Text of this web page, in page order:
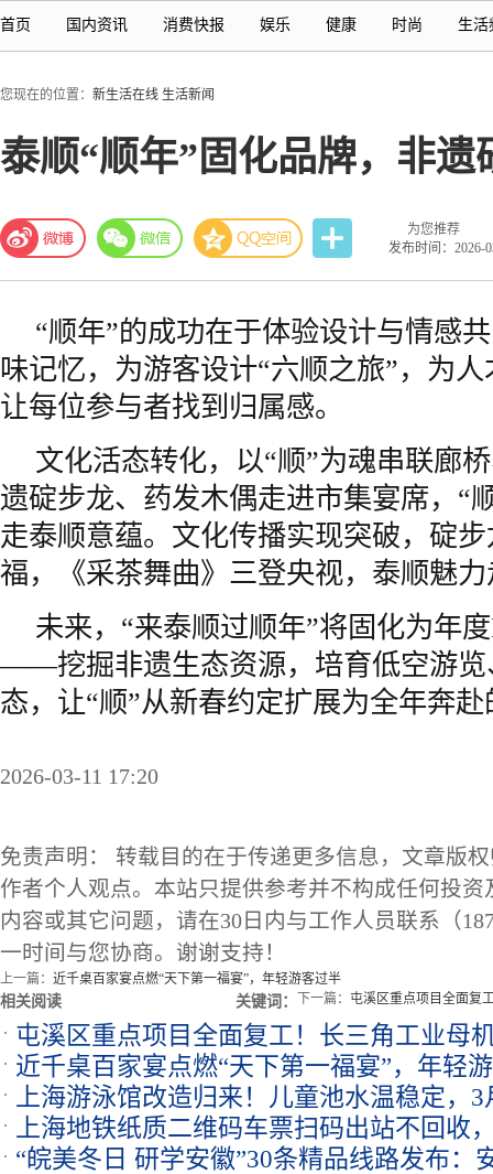
首页 国内资讯 消费快报 娱乐 健康 时尚 生活
您现在的位置： 新生活在线 生活新闻
泰顺“顺年”固化品牌，非
为您推荐
发布时间：2026-
“顺年”的成功在于体验设计与情感
味记忆，为游客设计“六顺之旅”，为
让每位参与者找到归属感。
文化活态转化，以“顺”为魂串联廊
遗碇步龙、药发木偶走进市集宴席，“
走泰顺意蕴。文化传播实现突破，碇
福，《采茶舞曲》三登央视，泰顺魅
未来，“来泰顺过顺年”将固化为年
——挖掘非遗生态资源，培育低空游览
态，让“顺”从新春约定扩展为全年奔
2026-03-11 17:20
免责声明： 转载目的在于传递更多信息，文章版
作者个人观点。本站只提供参考并不构成任何投
内容或其它问题，请在30日内与工作人员联系（
一时间与您协商。谢谢支持！
上一篇： 近千桌百家宴点燃“天下第一福宴”，年轻游客过半
下一篇： 屯溪区重点项目全面复
相关阅读 关键词：
屯溪区重点项目全面复工！长三角工业母
工近千桌百家宴点燃“天下第一福宴”，年轻
上海游泳馆改造归来！儿童池水温稳定，
上海地铁纸质二维码车票扫码出站不回收
“皖美冬日 研学安徽”30条精品线路发布：